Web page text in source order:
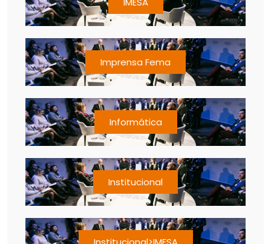
Imprensa Fema
Informática
Institucional